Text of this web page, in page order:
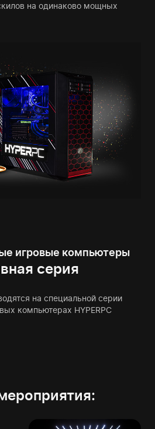
на одинаково мощных
игровые компьютеры
серия
на специальной серии
компьютерах HYPERPC